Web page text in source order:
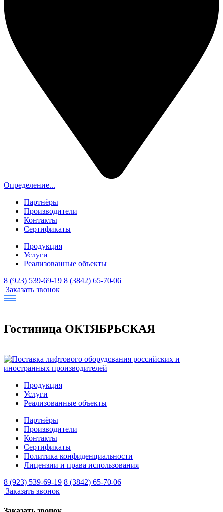
Определение...
Партнёры
Производители
Контакты
Сертификаты
Продукция
Услуги
Реализованные объекты
8 (923) 539-69-19 8 (3842) 65-70-06
Заказать звонок
Гостиница ОКТЯБРЬСКАЯ
Продукция
Услуги
Реализованные объекты
Партнёры
Производители
Контакты
Сертификаты
Политика конфиденциальности
Лицензии и права использования
8 (923) 539-69-19 8 (3842) 65-70-06
Заказать звонок
Заказать звонок